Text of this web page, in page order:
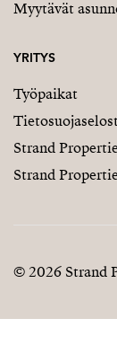
Myytävät
YRITYS
Työpaikat
Strand
Strand
© 2026 Strand